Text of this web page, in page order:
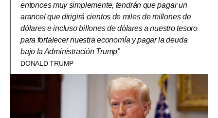
entonces muy simplemente, tendrán que pagar un
arancel que dirigirá cientos de miles de millones de
dólares e incluso billones de dólares a nuestro tesoro
para fortalecer nuestra economía y pagar la deuda
bajo la Administración Trump”
DONALD TRUMP